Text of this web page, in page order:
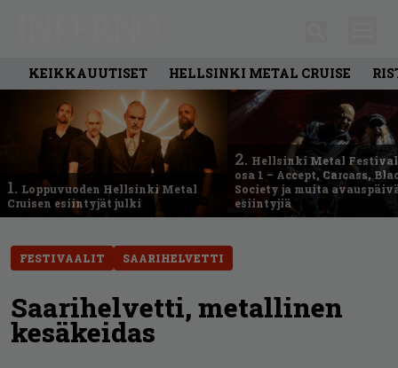
KEIKKAUUTISET HELLSINKI METAL CRUISE
1. Loppuvuoden Hellsinki Metal
Cruisen esiintyjät julki
2. Hellsinki Metal
osa 1 – Accept, Carcass,
Society ja muita
esiintyjiä
FESTIVAALIT SAARIHELVETTI
Saarihelvetti, metallinen
kesäkeidas